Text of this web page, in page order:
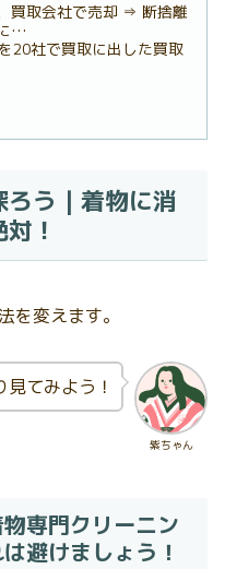
買取会社で売却 ⇒ 断捨離
…
20社で買取に出した買取
う｜着物に消
！
を変えます。
紫ちゃん
てみよう！
専門クリーニン
避けましょう！